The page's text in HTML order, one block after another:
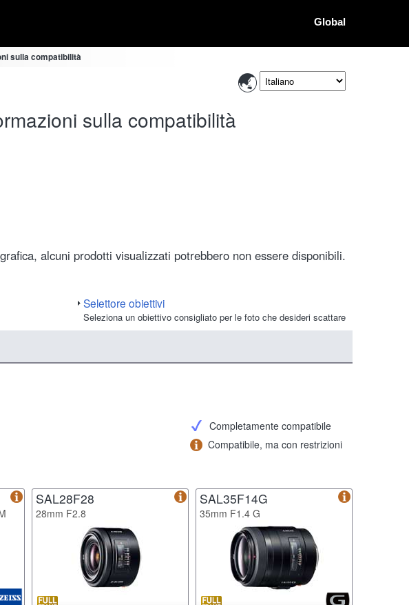
Global
sulla compatibilità
sulla compatibilità
alcuni prodotti visualizzati potrebbero non essere disponibili.
Selettore obiettivi
Seleziona un obiettivo consigliato per le foto che desideri scattare
Completamente compatibile
Compatibile, ma con restrizioni
SAL28F28
28mm F2.8
SAL35F14G
35mm F1.4 G